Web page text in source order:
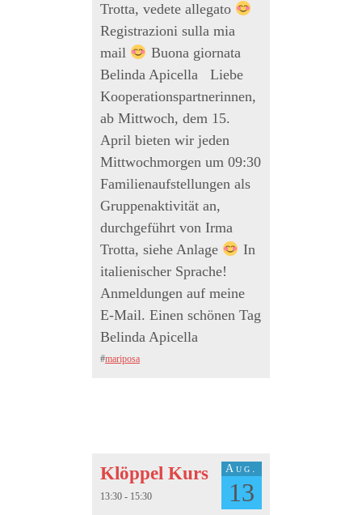
Trotta, vedete allegato
Registrazioni sulla mia
mail
Buona giornata
Belinda Apicella Liebe
Kooperationspartnerinnen,
ab Mittwoch, dem 15.
April bieten wir jeden
Mittwochmorgen um 09:30
Familienaufstellungen als
Gruppenaktivität an,
durchgeführt von Irma
Trotta, siehe Anlage
In
italienischer Sprache!
Anmeldungen auf meine
E-Mail. Einen schönen Tag
Belinda Apicella
#mariposa
Aug.
13
Klöppel Kurs
13:30 - 15:30